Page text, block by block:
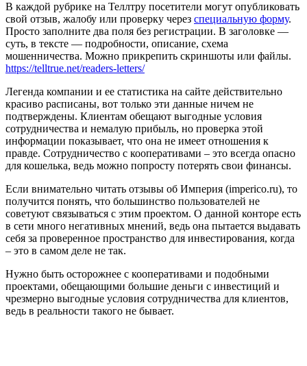
В каждой рубрике на Теллтру посетители могут опубликовать
свой отзыв, жалобу или проверку через специальную форму.
Просто заполните два поля без регистрации. В заголовке —
суть, в тексте — подробности, описание, схема
мошенничества. Можно прикрепить скриншоты или файлы.
https://telltrue.net/readers-letters/
Легенда компании и ее статистика на сайте действительно
красиво расписаны, вот только эти данные ничем не
подтверждены. Клиентам обещают выгодные условия
сотрудничества и немалую прибыль, но проверка этой
информации показывает, что она не имеет отношения к
правде. Сотрудничество с кооперативами – это всегда опасно
для кошелька, ведь можно попросту потерять свои финансы.
Если внимательно читать отзывы об Империя (imperico.ru), то
получится понять, что большинство пользователей не
советуют связываться с этим проектом. О данной конторе есть
в сети много негативных мнений, ведь она пытается выдавать
себя за проверенное пространство для инвестирования, когда
– это в самом деле не так.
Нужно быть осторожнее с кооперативами и подобными
проектами, обещающими большие деньги с инвестиций и
чрезмерно выгодные условия сотрудничества для клиентов,
ведь в реальности такого не бывает.